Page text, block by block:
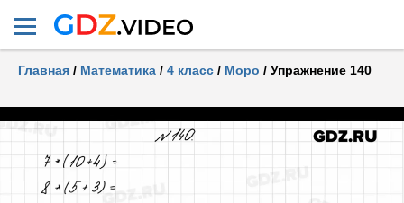
Главная / Математика / 4 класс / Моро / Упражнение 140